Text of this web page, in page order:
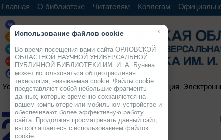
Главная О библиотеке Читателям Коллегам
Услуги Ресурсы Проекты Электронная коллекция
×
Использование файлов cookie
Во время посещения вами сайта ОРЛОВСКОЙ
ОБЛАСТНОЙ НАУЧНОЙ УНИВЕРСАЛЬНОЙ
ПУБЛИЧНОЙ БИБЛИОТЕКИ ИМ. И. А. Бунина
может использоваться общеотраслевая
технология, называемая cookie. Файлы cookie
представляют собой небольшие фрагменты
данных, которые временно сохраняются на
вашем компьютере или мобильном устройстве и
обеспечивают более эффективную работу
сайта. Продолжая просматривать данный сайт,
вы соглашаетесь с использованием файлов
cookie.